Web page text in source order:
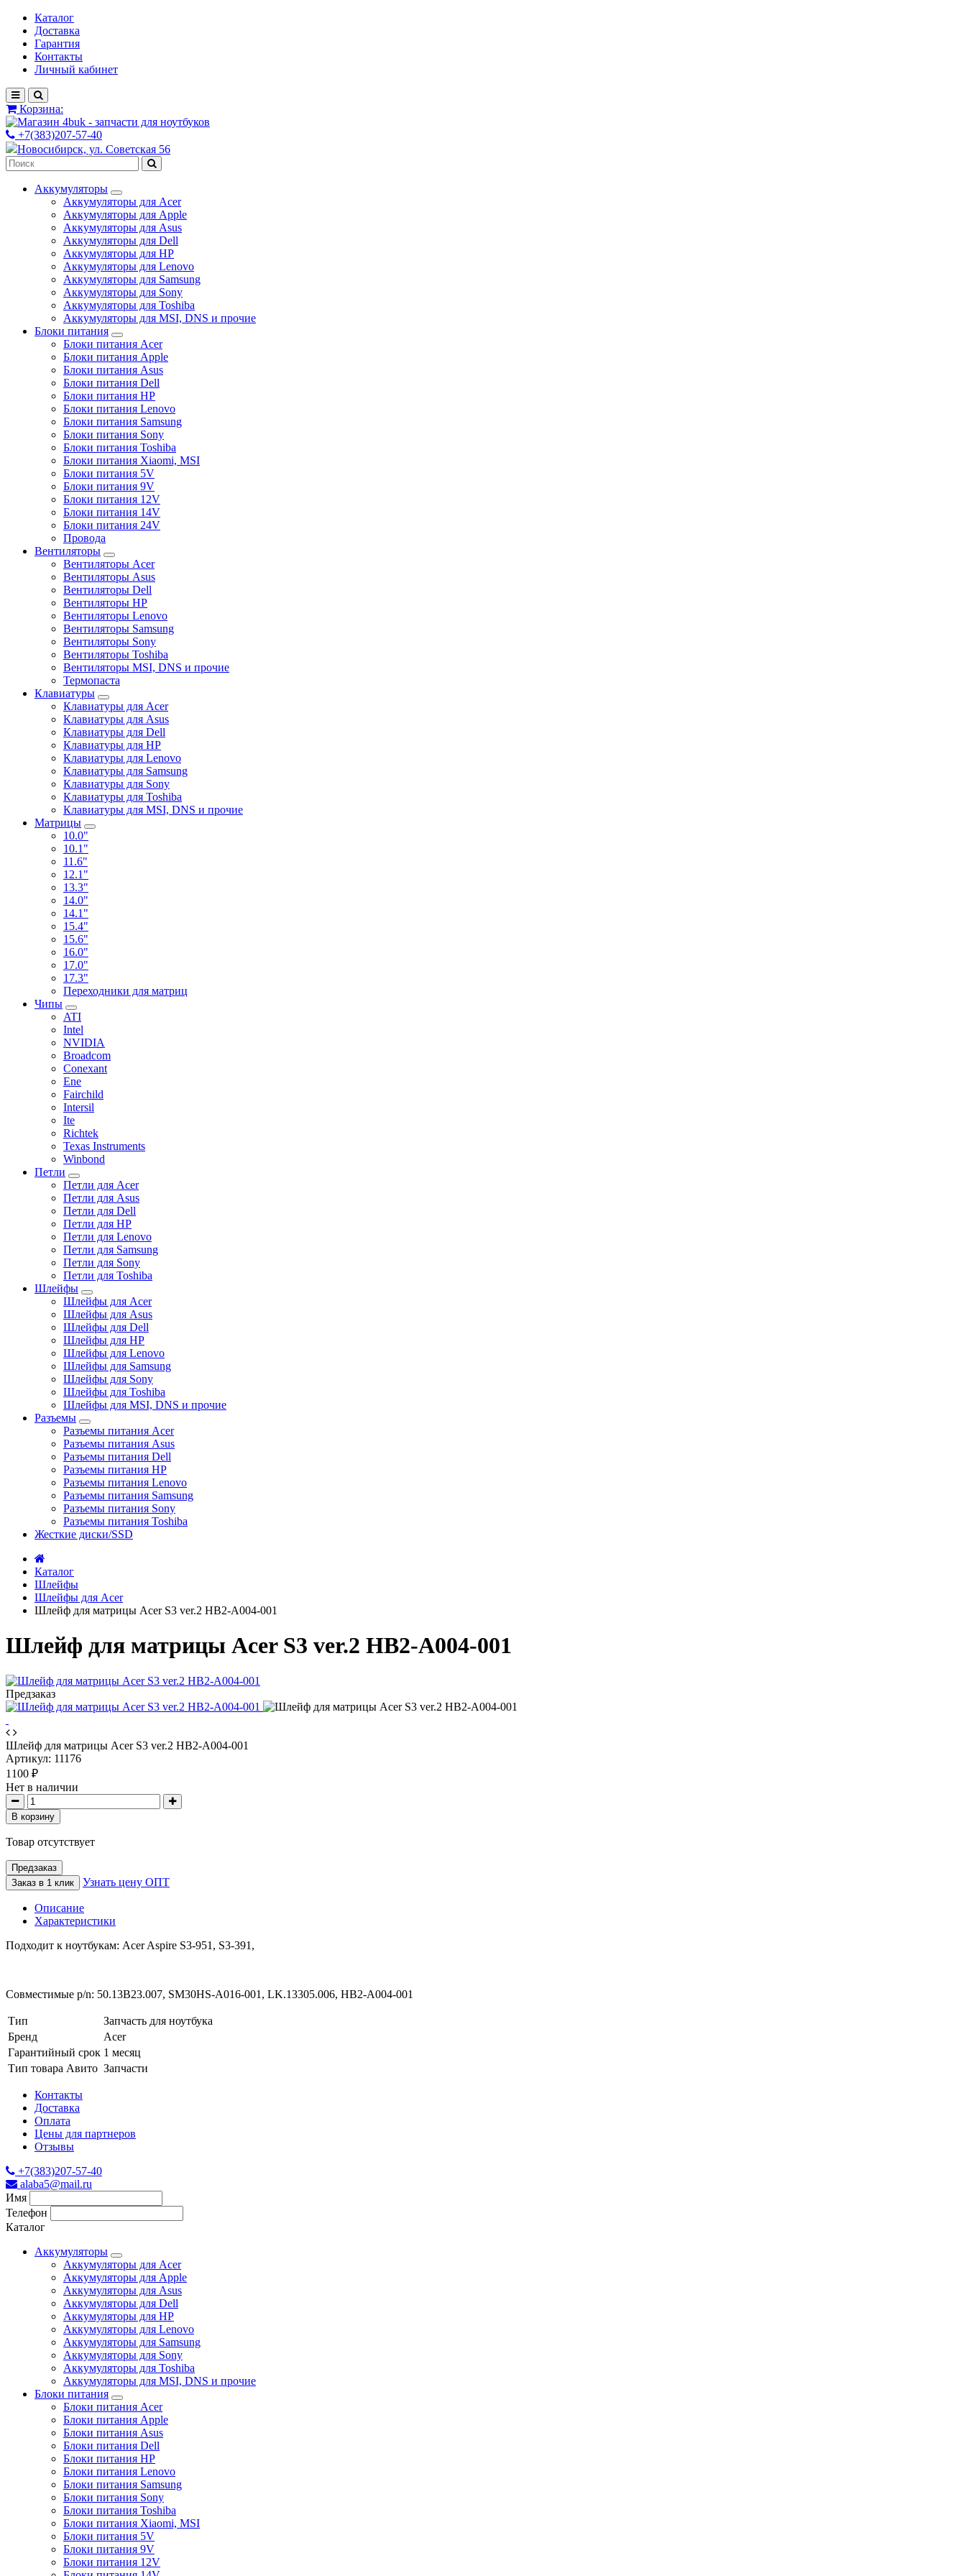
Каталог
Доставка
Гарантия
Контакты
Личный кабинет
Корзина:
+7(383)207-57-40
Новосибирск, ул. Советская 56
Аккумуляторы
Аккумуляторы для Acer
Аккумуляторы для Apple
Аккумуляторы для Asus
Аккумуляторы для Dell
Аккумуляторы для HP
Аккумуляторы для Lenovo
Аккумуляторы для Samsung
Аккумуляторы для Sony
Аккумуляторы для Toshiba
Аккумуляторы для MSI, DNS и прочие
Блоки питания
Блоки питания Acer
Блоки питания Apple
Блоки питания Asus
Блоки питания Dell
Блоки питания HP
Блоки питания Lenovo
Блоки питания Samsung
Блоки питания Sony
Блоки питания Toshiba
Блоки питания Xiaomi, MSI
Блоки питания 5V
Блоки питания 9V
Блоки питания 12V
Блоки питания 14V
Блоки питания 24V
Провода
Вентиляторы
Вентиляторы Acer
Вентиляторы Asus
Вентиляторы Dell
Вентиляторы HP
Вентиляторы Lenovo
Вентиляторы Samsung
Вентиляторы Sony
Вентиляторы Toshiba
Вентиляторы MSI, DNS и прочие
Термопаста
Клавиатуры
Клавиатуры для Acer
Клавиатуры для Asus
Клавиатуры для Dell
Клавиатуры для HP
Клавиатуры для Lenovo
Клавиатуры для Samsung
Клавиатуры для Sony
Клавиатуры для Toshiba
Клавиатуры для MSI, DNS и прочие
Матрицы
10.0"
10.1"
11.6"
12.1"
13.3"
14.0"
14.1"
15.4"
15.6"
16.0"
17.0"
17.3"
Переходники для матриц
Чипы
ATI
Intel
NVIDIA
Broadcom
Conexant
Ene
Fairchild
Intersil
Ite
Richtek
Texas Instruments
Winbond
Петли
Петли для Acer
Петли для Asus
Петли для Dell
Петли для HP
Петли для Lenovo
Петли для Samsung
Петли для Sony
Петли для Toshiba
Шлейфы
Шлейфы для Acer
Шлейфы для Asus
Шлейфы для Dell
Шлейфы для HP
Шлейфы для Lenovo
Шлейфы для Samsung
Шлейфы для Sony
Шлейфы для Toshiba
Шлейфы для MSI, DNS и прочие
Разъемы
Разъемы питания Acer
Разъемы питания Asus
Разъемы питания Dell
Разъемы питания HP
Разъемы питания Lenovo
Разъемы питания Samsung
Разъемы питания Sony
Разъемы питания Toshiba
Жесткие диски/SSD
Каталог
Шлейфы
Шлейфы для Acer
Шлейф для матрицы Acer S3 ver.2 HB2-A004-001
Шлейф для матрицы Acer S3 ver.2 HB2-A004-001
Предзаказ
Шлейф для матрицы Acer S3 ver.2 HB2-A004-001
Артикул: 11176
1100 ₽
Нет в наличии
В корзину
Товар отсутствует
Предзаказ
Заказ в 1 клик
Узнать цену ОПТ
Описание
Характеристики
Подходит к ноутбукам: Acer Aspire S3-951, S3-391,
Совместимые p/n: 50.13B23.007, SM30HS-A016-001, LK.13305.006, HB2-A004-001
Тип
Запчасть для ноутбука
Бренд
Acer
Гарантийный срок 1 месяц
Тип товара Авито Запчасти
Контакты
Доставка
Оплата
Цены для партнеров
Отзывы
+7(383)207-57-40
alaba5@mail.ru
Имя
Телефон
Каталог
Аккумуляторы
Аккумуляторы для Acer
Аккумуляторы для Apple
Аккумуляторы для Asus
Аккумуляторы для Dell
Аккумуляторы для HP
Аккумуляторы для Lenovo
Аккумуляторы для Samsung
Аккумуляторы для Sony
Аккумуляторы для Toshiba
Аккумуляторы для MSI, DNS и прочие
Блоки питания
Блоки питания Acer
Блоки питания Apple
Блоки питания Asus
Блоки питания Dell
Блоки питания HP
Блоки питания Lenovo
Блоки питания Samsung
Блоки питания Sony
Блоки питания Toshiba
Блоки питания Xiaomi, MSI
Блоки питания 5V
Блоки питания 9V
Блоки питания 12V